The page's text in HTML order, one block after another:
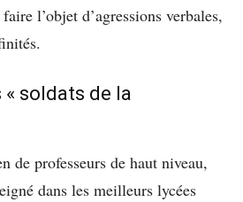
l’objet d’agressions verbales,
« soldats de la
de professeurs de haut niveau,
dans les meilleurs lycées